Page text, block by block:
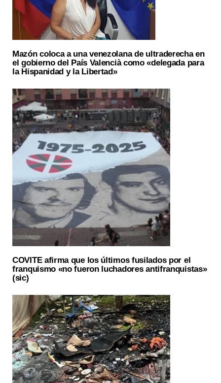
Mazón coloca a una venezolana de ultraderecha en
el gobierno del País Valencià como «delegada para
la Hispanidad y la Libertad»
COVITE afirma que los últimos fusilados por el
franquismo «no fueron luchadores antifranquistas»
(sic)